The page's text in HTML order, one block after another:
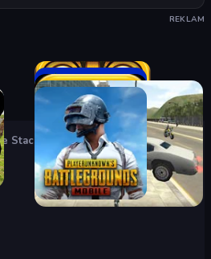
REKLAM
Stack